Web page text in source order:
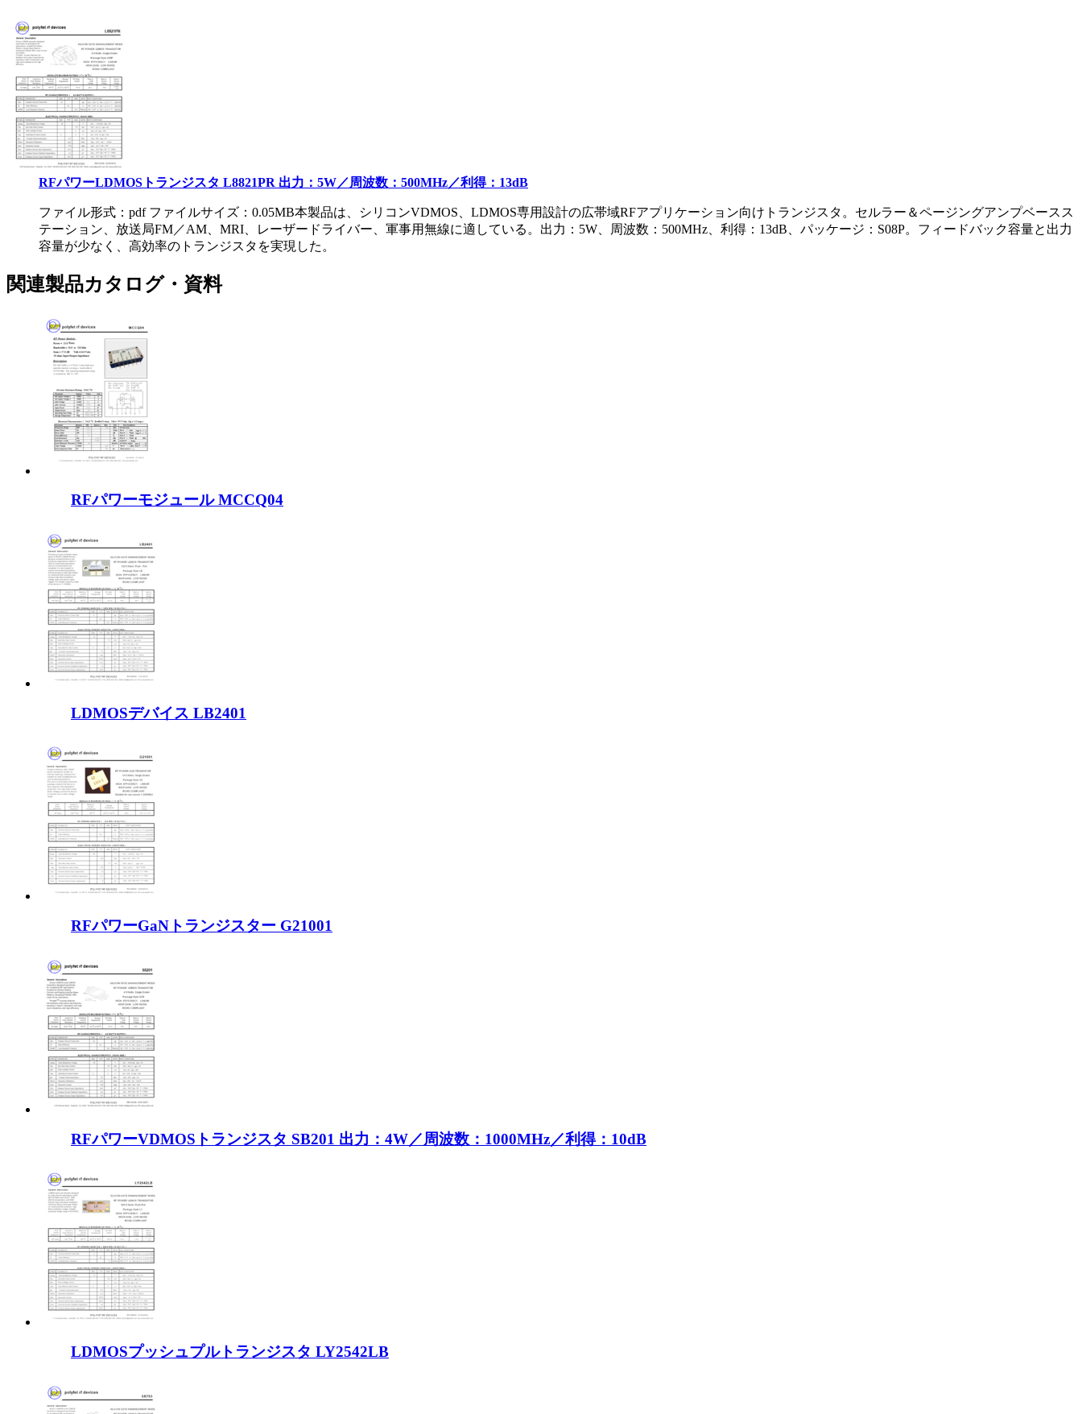
RFパワーLDMOSトランジスタ L8821PR 出力：5W／周波数：500MHz／利得：13dB
ファイル形式：pdf ファイルサイズ：0.05MB本製品は、シリコンVDMOS、LDMOS専用設計の広帯域RFアプリケーション向けトランジスタ。セルラー＆ページングアンプベースス
テーション、放送局FM／AM、MRI、レーザードライバー、軍事用無線に適している。出力：5W、周波数：500MHz、利得：13dB、パッケージ：S08P。フィードバック容量と出力
容量が少なく、高効率のトランジスタを実現した。
関連製品カタログ・資料
RFパワーモジュール MCCQ04
LDMOSデバイス LB2401
RFパワーGaNトランジスター G21001
RFパワーVDMOSトランジスタ SB201 出力：4W／周波数：1000MHz／利得：10dB
LDMOSプッシュプルトランジスタ LY2542LB